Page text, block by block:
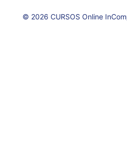
© 2026 CURSOS Online